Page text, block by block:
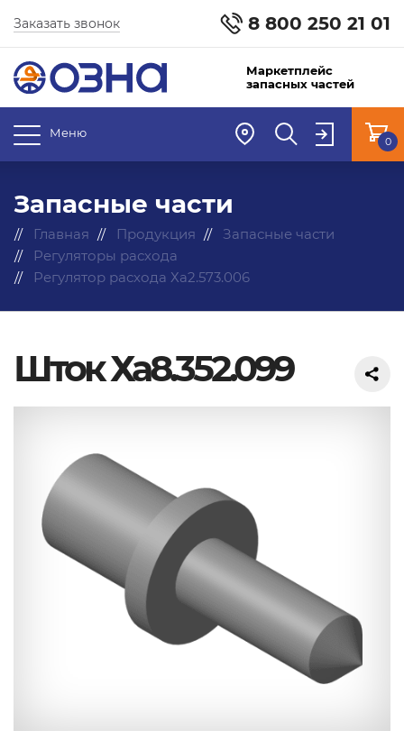
8 800 250 21 01
Заказать звонок
Маркетплейс
запасных частей
Меню
0
Запасные части
Главная Продукция
Запасные части
Регуляторы расхода
Регулятор расхода Ха2.573.006
Шток Ха8.352.099